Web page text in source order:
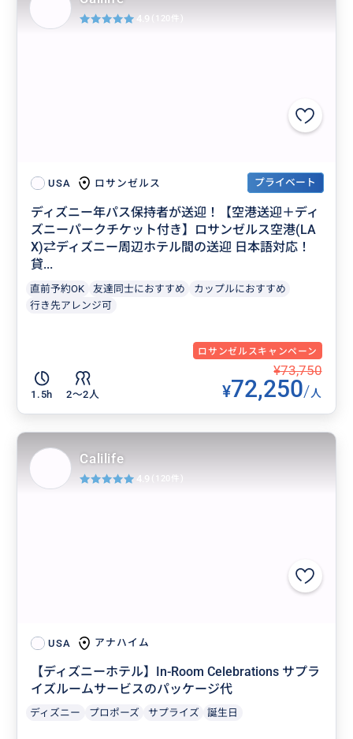
USA ロサンゼルス プライベート
ディズニー年パス保持者が送迎！【空港送迎＋ディ
ズニーパークチケット付き】ロサンゼルス空港(LA
X)⇄ディズニー周辺ホテル間の送迎 日本語対応！
貸...
直前予約OK 友達同士におすすめ
カップルにおすすめ
行き先アレンジ可
ロサンゼルスキャンペーン
1.5h 2〜2人
¥73,750
¥72,250/人
4.9 (120件)
USA アナハイム
【ディズニーホテル】In-Room Celebrations サプラ
イズルームサービスのパッケージ代
ディズニー プロポーズ サプライズ 誕生日
Calilife
4.9 (120件)